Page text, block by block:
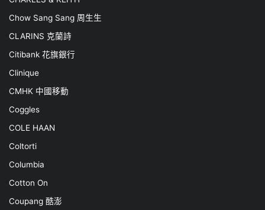
Chow Sang Sang 周生生
CLARINS 克蘭詩
Citibank 花旗銀行
Clinique
CMHK 中國移動
Coggles
COLE HAAN
Coltorti
Columbia
Cotton On
Coupang 酷澎